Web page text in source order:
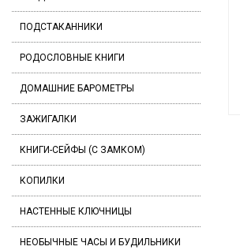
ПОДСТАКАННИКИ
РОДОСЛОВНЫЕ КНИГИ
ДОМАШНИЕ БАРОМЕТРЫ
ЗАЖИГАЛКИ
КНИГИ-СЕЙФЫ (С ЗАМКОМ)
КОПИЛКИ
НАСТЕННЫЕ КЛЮЧНИЦЫ
НЕОБЫЧНЫЕ ЧАСЫ И БУДИЛЬНИКИ